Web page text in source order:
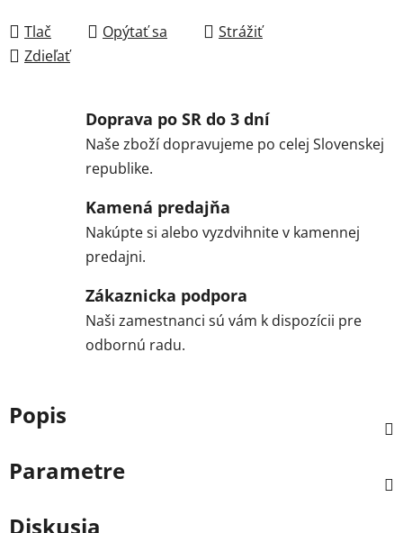
Tlač
Opýtať sa
Strážiť
Zdieľať
Doprava po SR do 3 dní
Naše zboží dopravujeme po celej Slovenskej
republike.
Kamená predajňa
Nakúpte si alebo vyzdvihnite v kamennej
predajni.
Zákaznicka podpora
Naši zamestnanci sú vám k dispozícii pre
odbornú radu.
Popis
Parametre
Diskusia